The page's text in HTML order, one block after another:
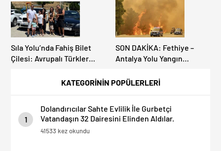
KATEGORİNİN POPÜLERLERİ
1
Dolandırıcılar Sahte Evlilik İle Gurbetçi
Vatandaşın 32 Dairesini Elinden Aldılar.
41533 kez okundu
Sıla Yolu’nda Fahiş Bilet
Çilesi: Avrupalı Türkler
Gümrükler Kilitlendi!
SON DAKİKA: Fethiye –
Antalya Yolu Yangın
Kapatıldı! Tahliyeler